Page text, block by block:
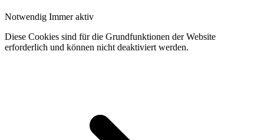
Notwendig Immer aktiv
Diese Cookies sind für die Grundfunktionen der Website
erforderlich und können nicht deaktiviert werden.